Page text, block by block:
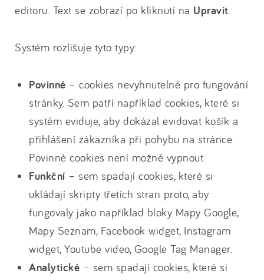
editoru. Text se zobrazí po kliknutí na Upravit.
Systém rozlišuje tyto typy:
Povinné – cookies nevyhnutelné pro fungování
stránky. Sem patří například cookies, které si
systém eviduje, aby dokázal evidovat košík a
přihlášení zákazníka při pohybu na stránce.
Povinné cookies není možné vypnout.
Funkční – sem spadají cookies, které si
ukládají skripty třetích stran proto, aby
fungovaly jako například bloky Mapy Google,
Mapy Seznam, Facebook widget, Instagram
widget, Youtube video, Google Tag Manager.
Analytické – sem spadají cookies, které si